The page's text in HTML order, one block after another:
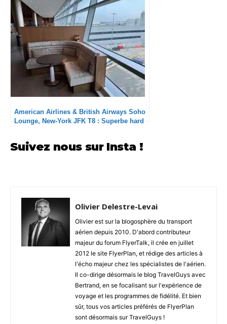
American Airlines & British Airways Soho
Lounge, New-York JFK T8 : Superbe hard
Suivez nous sur Insta !
Olivier Delestre-Levai
Olivier est sur la blogosphère du transport
aérien depuis 2010. D'abord contributeur
majeur du forum FlyerTalk, il crée en juillet
2012 le site FlyerPlan, et rédige des articles à
l'écho majeur chez les spécialistes de l'aérien.
Il co-dirige désormais le blog TravelGuys avec
Bertrand, en se focalisant sur l'expérience de
voyage et les programmes de fidélité. Et bien
sûr, tous vos articles préférés de FlyerPlan
sont désormais sur TravelGuys !